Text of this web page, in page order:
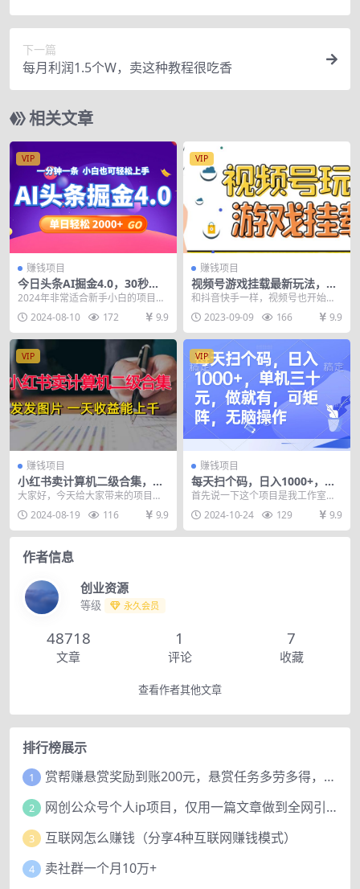
秒提现！
下一篇
每月利润1.5个W，卖这种教程很吃香
相关文章
VIP
赚钱项目
今日头条AI掘金4.0，30秒一
篇文章，轻松日入2000+
2024年非常适合新手小白的项目，
无需粉丝，不需要剪辑，简单的复
制粘贴，零成本小...
2024-08-10 172 9.9
VIP
赚钱项目
视频号游戏挂载最新玩法，玩
玩游戏一天好几百
和抖音快手一样，视频号也开始步
入游戏直播行列，目前还是新风
口，容易好做，玩一个游...
2023-09-09 166 9.9
VIP
赚钱项目
小红书卖计算机二级合集，发
发图片 一天收益能上千
大家好，今天给大家带来的项目是
《小红书卖计算机二级合集，发发
图片 一天收益能上千...
2024-08-19 116 9.9
VIP
赚钱项目
每天扫个码，日入1000+，单
机三十元，做就有，可矩阵，
首先说一下这个项目是我工作室跑
出来的手机无脑赚钱的项目，也是
一个没有门槛，做就有...
2024-10-24 129 9.9
作者信息
创业资源
等级 永久会员
48718
文章
1
评论
7
收藏
查看作者其他文章
排行榜展示
1 赏帮赚悬赏奖励到账200元，悬赏任务多劳多得，人人可做。
2 网创公众号个人ip项目，仅用一篇文章做到全网引流！
3 互联网怎么赚钱（分享4种互联网赚钱模式）
4 卖社群一个月10万+